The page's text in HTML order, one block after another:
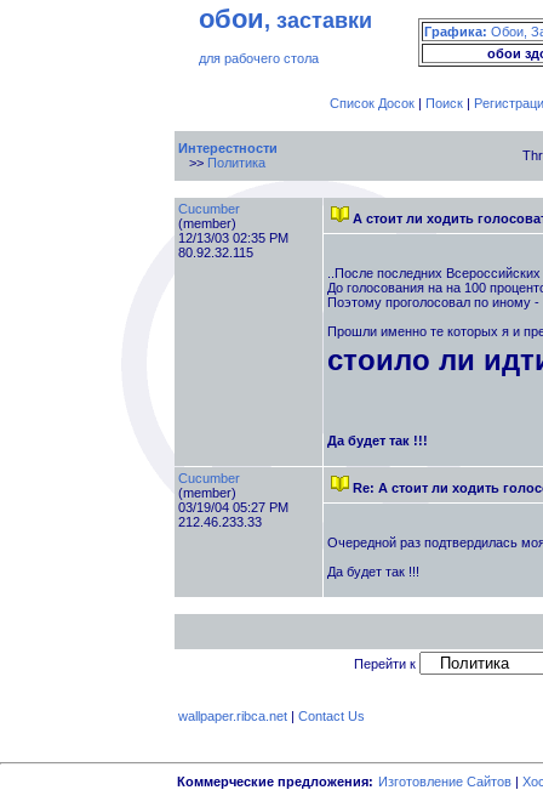
обои, заставки
для рабочего стола
Графика: Обои,
обои
Список Досок| Поиск|
Интерестности
>> Политика
Cucumber
(member)
12/13/03 02:35 PM
80.92.32.115
А стоит ли ходить
..После последних
До голосования на на 100
Поэтому проголосовал по иному -
Прошли именно те которых я и
стоило ли
Да будет так !!!
Cucumber
(member)
03/19/04 05:27 PM
212.46.233.33
Re: А стоит ли ходить
Очередной раз подтвердилась
Да будет так !!!
Перейти к
wallpaper.ribca.net| Contact Us
Коммерческие предложения: Изготовление Сайтов |